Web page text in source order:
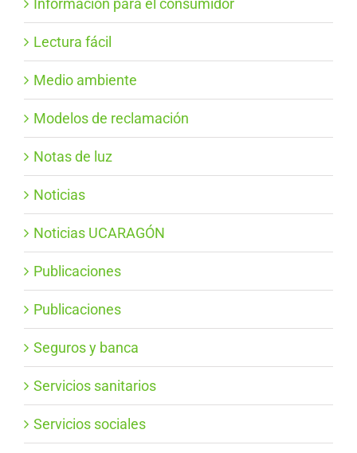
Información para el consumidor
Lectura fácil
Medio ambiente
Modelos de reclamación
Notas de luz
Noticias
Noticias UCARAGÓN
Publicaciones
Publicaciones
Seguros y banca
Servicios sanitarios
Servicios sociales